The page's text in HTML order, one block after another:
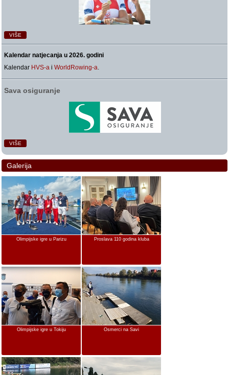
VIŠE
Kalendar natjecanja u 2026. godini
Kalendar HVS-a iWorldRowing-a.
Sava osiguranje
VIŠE
Galerija
Olimpijske igre u Parizu Proslava 110 godina kluba
Olimpijske igre u Tokiju Osmerci na Savi